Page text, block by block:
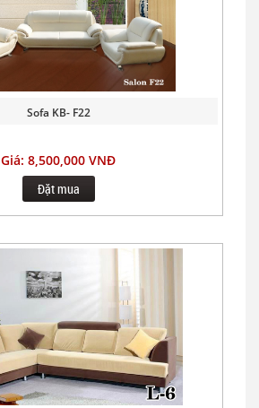
Sofa KB- F22
Giá: 8,500,000 VNĐ
Đặt mua